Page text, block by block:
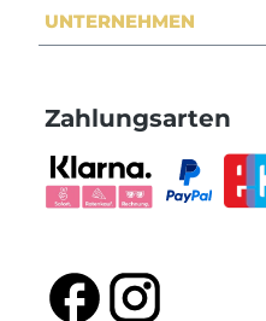
UNTERNEHMEN
Zahlungsarten